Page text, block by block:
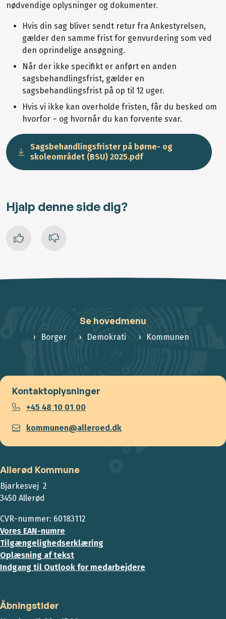
nødvendige oplysninger og dokumenter.
Hvis din sag bliver sendt retur fra Ankestyrelsen,
gælder den samme frist for genvurdering som ved
den oprindelige ansøgning.
Når der ikke specifikt er anført en anden
sagsbehandlingsfrist, gælder en
sagsbehandlingsfrist på op til 12 uger.
Hvis vi ikke kan overholde fristen, får du besked om
hvorfor – og hvornår du kan forvente svar.
Sagsbehandlingsfrister på børne- og
skoleområdet (BSU) 2025.pdf
Hjalp denne side dig?
Se hovedmenu
Borger Demokrati Kommunen
Kontaktoplysninger
+45 48 10 01 00
kommunen@alleroed.dk
Allerød Kommune
Bjarkesvej 2
3450 Allerød
CVR-nummer: 60183112
Vores EAN-numre
Tilgængelighedserklæring
Oplæsning af tekst
Indgang til Outlook for medarbejdere
Åbningstider